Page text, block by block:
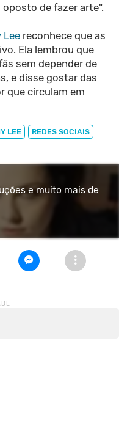
de fazer arte".
Lee reconhece que as
Ela lembrou que
sem depender de
e disse gostar das
que circulam em
LEE REDES SOCIAIS
e muito mais de